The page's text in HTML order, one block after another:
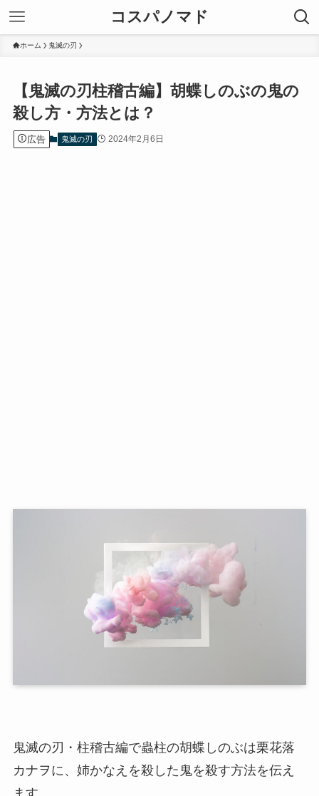
コスパノマド
ホーム 鬼滅の刃
【鬼滅の刃柱稽古編】胡蝶しのぶの鬼の
殺し方・方法とは？
広告 鬼滅の刃 2024年2月6日
鬼滅の刃・柱稽古編で蟲柱の胡蝶しのぶは栗花落
カナヲに、姉かなえを殺した鬼を殺す方法を伝え
ます。